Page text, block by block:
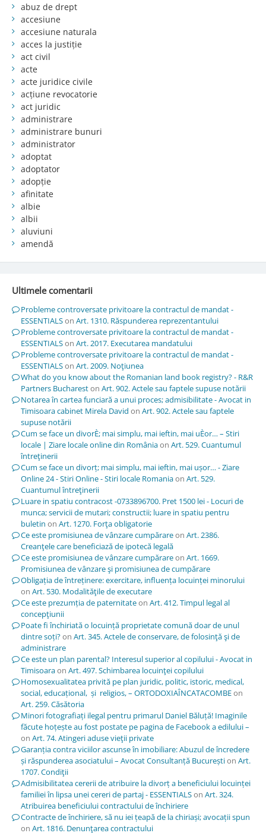
abuz de drept
accesiune
accesiune naturala
acces la justiție
act civil
acte
acte juridice civile
acțiune revocatorie
act juridic
administrare
administrare bunuri
administrator
adoptat
adoptator
adopție
afinitate
albie
albii
aluviuni
amendă
Ultimele comentarii
Probleme controversate privitoare la contractul de mandat -
ESSENTIALSon Art. 1310. Răspunderea reprezentantului
Probleme controversate privitoare la contractul de mandat -
ESSENTIALSon Art. 2017. Executarea mandatului
Probleme controversate privitoare la contractul de mandat -
ESSENTIALSon Art. 2009. Noţiunea
What do you know about the Romanian land book registry? - R&R
Partners Buchareston Art. 902. Actele sau faptele supuse notării
Notarea în cartea funciară a unui proces; admisibilitate - Avocat in
Timisoara cabinet Mirela David on Art. 902. Actele sau faptele
supuse notării
Cum se face un divorÈ; mai simplu, mai ieftin, mai uÈor… – Stiri
locale | Ziare locale online din Româniaon Art. 529. Cuantumul
întreţinerii
Cum se face un divorț; mai simplu, mai ieftin, mai ușor… - Ziare
Online 24 - Stiri Online - Stiri locale Romaniaon Art. 529.
Cuantumul întreţinerii
Luare in spatiu contracost -0733896700. Pret 1500 lei - Locuri de
munca; servicii de mutari; constructii; luare in spatiu pentru
buletin on Art. 1270. Forţa obligatorie
Ce este promisiunea de vânzare cumpărareon Art. 2386.
Creanţele care beneficiază de ipotecă legală
Ce este promisiunea de vânzare cumpărareon Art. 1669.
Promisiunea de vânzare şi promisiunea de cumpărare
Obligația de întreținere: exercitare, influența locuinței minorului
on Art. 530. Modalităţile de executare
Ce este prezumția de paternitateon Art. 412. Timpul legal al
concepţiunii
Poate fi închiriată o locuință proprietate comună doar de unul
dintre soți?on Art. 345. Actele de conservare, de folosinţă şi de
administrare
Ce este un plan parental? Interesul superior al copilului - Avocat in
Timisoaraon Art. 497. Schimbarea locuinţei copilului
Homosexualitatea privită pe plan juridic, politic, istoric, medical,
social, educațional, și religios, – ORTODOXIAÎNCATACOMBEon
Art. 259. Căsătoria
Minori fotografiați ilegal pentru primarul Daniel Băluță! Imaginile
făcute hoțește au fost postate pe pagina de Facebook a edilului –
on Art. 74. Atingeri aduse vieţii private
Garanția contra viciilor ascunse în imobiliare: Abuzul de încredere
și răspunderea asociatului – Avocat Consultanță Bucureștion Art.
1707. Condiţii
Admisibilitatea cererii de atribuire la divorț a beneficiului locuinței
familiei în lipsa unei cereri de partaj - ESSENTIALSon Art. 324.
Atribuirea beneficiului contractului de închiriere
Contracte de închiriere, să nu iei țeapă de la chiriași; avocații spun
on Art. 1816. Denunţarea contractului